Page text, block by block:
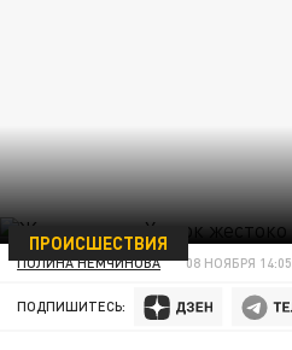
ПРОИСШЕСТВИЯ
ПОЛИНА НЕМЧИНОВА 08 НОЯБРЯ 14:05
ПОДПИШИТЕСЬ: